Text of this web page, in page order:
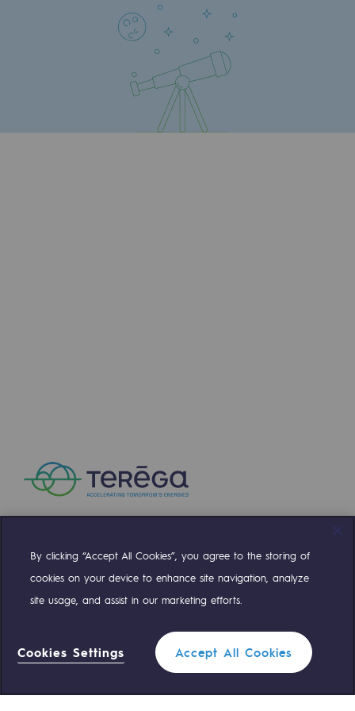
Press releases
Documentation
NEWS
Learn more
Filter
Compte TwitterCompte Facebook
Compte LinkedinCompte Youtube
Teréga Standard 0 559 133 400
By clicking “Accept All Cookies”, you agree to the storing of
cookies on your device to enhance site navigation, analyze
site usage, and assist in our marketing efforts.
Cookies Settings Accept All Cookies